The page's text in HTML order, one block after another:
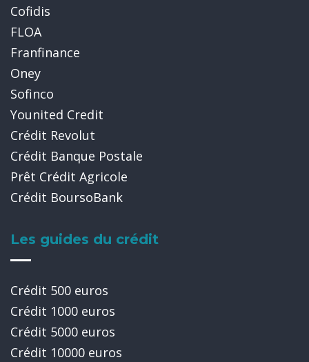
Cofidis
FLOA
Franfinance
Oney
Sofinco
Younited Credit
Crédit Revolut
Crédit Banque Postale
Prêt Crédit Agricole
Crédit BoursoBank
Les guides du crédit
Crédit 500 euros
Crédit 1000 euros
Crédit 5000 euros
Crédit 10000 euros